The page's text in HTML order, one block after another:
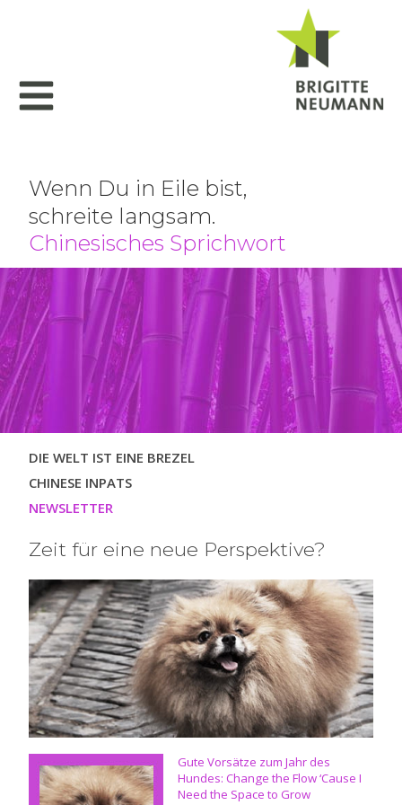
Wenn Du in Eile bist,
schreite langsam.
Chinesisches Sprichwort
überspringen
DIE WELT IST EINE BREZEL
CHINESE INPATS
NEWSLETTER
Zeit für eine neue Perspektive?
Gute Vorsätze zum Jahr des
Hundes: Change the Flow ‘Cause I
Need the Space to Grow